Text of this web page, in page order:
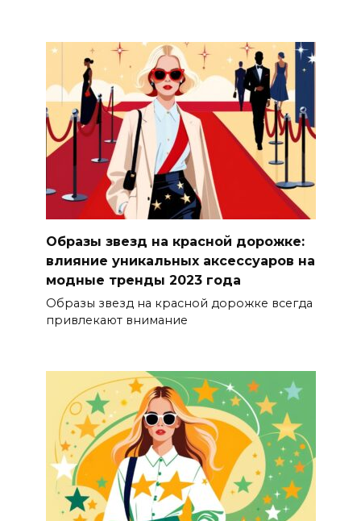
Образы звезд на красной дорожке:
влияние уникальных аксессуаров на
модные тренды 2023 года
Образы звезд на красной дорожке всегда
привлекают внимание